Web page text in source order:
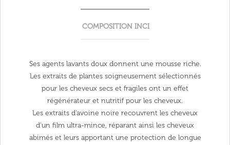
COMPOSITION INCI
Ses agents lavants doux donnent une mousse riche.
Les extraits de plantes soigneusement sélectionnés
pour les cheveux secs et fragiles ont un effet
régénérateur et nutritif pour les cheveux.
Les extraits d'avoine noire recouvrent les cheveux
d'un film ultra-mince, réparant ainsi les cheveux
abimés et leurs apportant une protection de longue